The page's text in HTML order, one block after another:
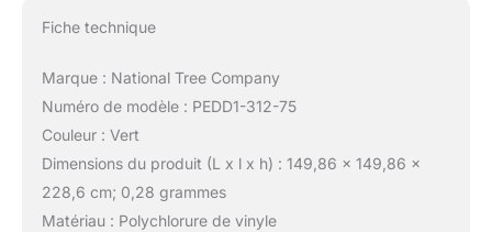
Fiche technique
Marque : National Tree Company
Numéro de modèle : PEDD1-312-75
Couleur : Vert
Dimensions du produit (L x l x h) : 149,86 x 149,86 x
228,6 cm; 0,28 grammes
Matériau : Polychlorure de vinyle